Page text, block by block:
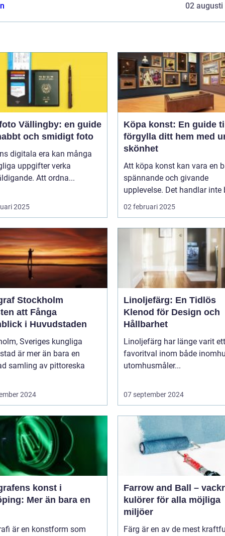
02 augusti
Vällingby: en guide
och smidigt foto
digitala era kan många
uppgifter verka
Att ordna...
2025
Köpa konst: En guide
förgylla ditt hem med
skönhet
Att köpa konst kan vara en
spännande och givande
upplevelse. Det handlar inte
02 februari 2025
Stockholm
att Fånga
i Huvudstaden
Sveriges kungliga
är mer än bara en
samling av pittoreska
2024
Linoljefärg: En Tidlös
Klenod för Design och
Hållbarhet
Linoljefärg har länge varit ett
favoritval inom både
utomhusmåler...
07 september 2024
konst i
Mer än bara en
är en konstform som
Farrow and Ball –
kulörer för alla möjliga
miljöer
Färg är en av de mest